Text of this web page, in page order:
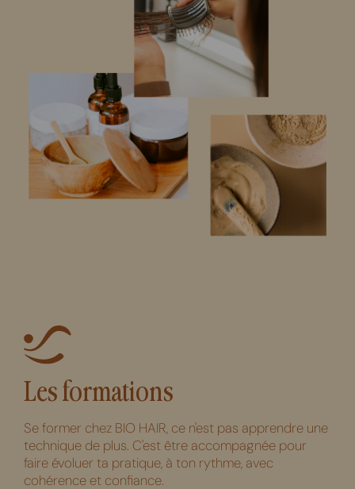
Les formations
Se former chez BIO HAIR, ce n'est pas apprendre une
technique de plus. C'est être accompagnée pour
faire évoluer ta pratique, à ton rythme, avec
cohérence et confiance.